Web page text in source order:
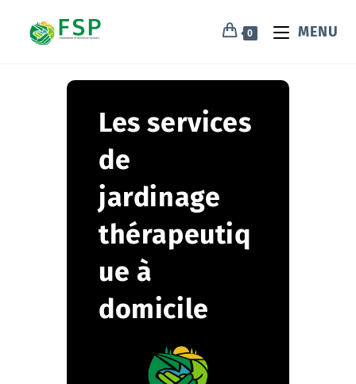
0 MENU
Les services
de
jardinage
thérapeutiq
ue à
domicile